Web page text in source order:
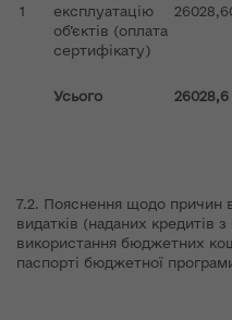
1
експлуатацію
об’єктів (оплата
сертифікату)
Усього 26028,6
7.2. Пояснення щодо причин
видатків (наданих кредитів
використання бюджетних
паспорті бюджетної